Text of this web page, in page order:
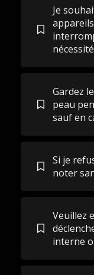
Je
Gardez
peau
sauf en
Si je
noter
Veuillez
interne